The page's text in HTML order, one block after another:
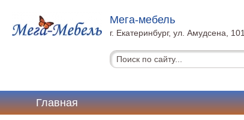
Мега-мебель
г. Екатеринбург, ул. Амудсена, 101
Главная